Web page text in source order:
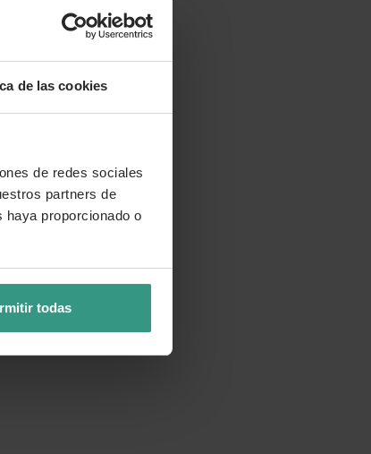
de las cookies
de redes sociales
partners de
proporcionado o
todas